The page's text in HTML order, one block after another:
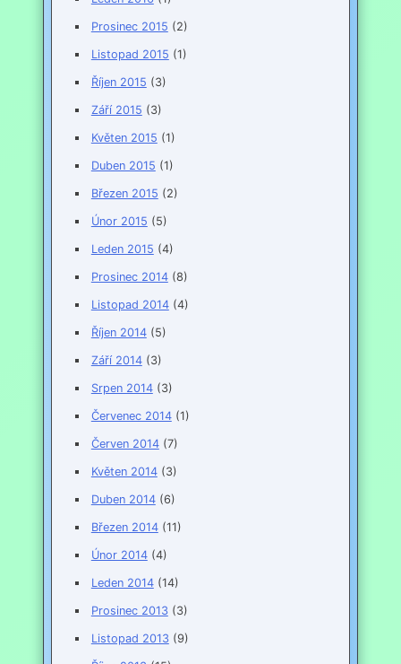
Prosinec 2015 (2)
Listopad 2015 (1)
Říjen 2015 (3)
Září 2015 (3)
Květen 2015 (1)
Duben 2015 (1)
Březen 2015 (2)
Únor 2015 (5)
Leden 2015 (4)
Prosinec 2014(8)
Listopad 2014(4)
Říjen 2014(5)
Září 2014(3)
Srpen 2014(3)
Červenec 2014(1)
Červen 2014(7)
Květen 2014(3)
Duben 2014(6)
Březen 2014(11)
Únor 2014(4)
Leden 2014(14)
Prosinec 2013(3)
Listopad 2013(9)